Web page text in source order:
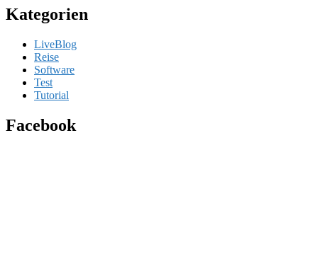
Kategorien
LiveBlog
Reise
Software
Test
Tutorial
Facebook